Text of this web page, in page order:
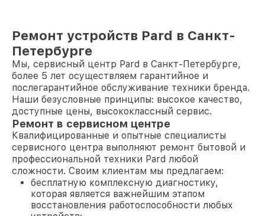
Ремонт устройств Pard в Санкт-
Петербурге
Мы, сервисный центр Pard в Санкт-Петербурге,
более 5 лет осуществляем гарантийное и
послегарантийное обслуживание техники бренда.
Наши безусловные принципы: высокое качество,
доступные цены, высококлассный сервис.
Ремонт в сервисном центре
Квалифицированные и опытные специалисты
сервисного центра выполняют ремонт бытовой и
профессиональной техники Pard любой
сложности. Своим клиентам мы предлагаем:
бесплатную комплексную диагностику,
которая является важнейшим этапом
восстановления работоспособности любых